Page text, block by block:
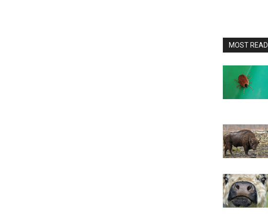
MOST READ